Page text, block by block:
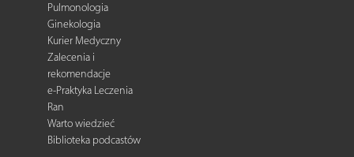
Pulmonologia
Ginekologia
Kurier Medyczny
Zalecenia i
rekomendacje
e-Praktyka Leczenia
Ran
Warto wiedzieć
Biblioteka podcastów